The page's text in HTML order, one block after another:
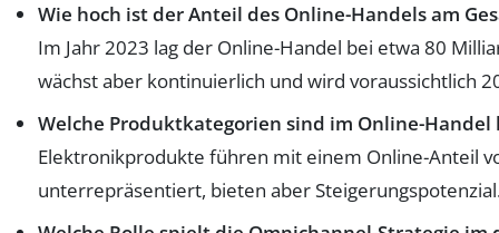
Wie hoch ist der Anteil des Online-Handels am
Im Jahr 2023 lag der Online-Handel bei etwa 80
wächst aber kontinuierlich und wird voraussichtlich
Welche Produktkategorien sind im Online-Handel
Elektronikprodukte führen mit einem Online-Anteil
unterrepräsentiert, bieten aber